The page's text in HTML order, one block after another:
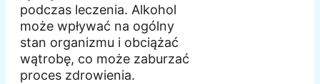
podczas leczenia. Alkohol
może wpływać na ogólny
stan organizmu i obciążać
wątrobę, co może zaburzać
proces zdrowienia.